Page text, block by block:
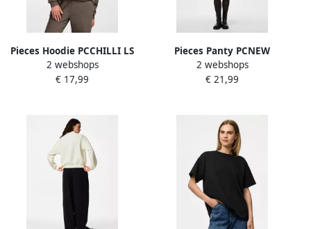
Pieces Hoodie PCCHILLI LS
HOODIE NOOS BC
2 webshops
€ 17,99
Pieces Panty PCNEW
NIKOLINE 20 DEN 4 PACK
TIGHTS NOOS (set 4 stuks)
2 webshops
€ 21,99